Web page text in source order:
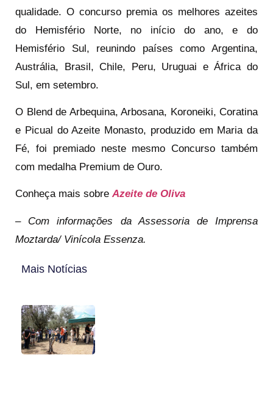
qualidade. O concurso premia os melhores azeites
do Hemisfério Norte, no início do ano, e do
Hemisfério Sul, reunindo países como Argentina,
Austrália, Brasil, Chile, Peru, Uruguai e África do
Sul, em setembro.
O Blend de Arbequina, Arbosana, Koroneiki, Coratina
e Picual do Azeite Monasto, produzido em Maria da
Fé, foi premiado neste mesmo Concurso também
com medalha Premium de Ouro.
Conheça mais sobre Azeite de Oliva
– Com informações da Assessoria de Imprensa
Moztarda/ Vinícola Essenza.
Mais Notícias